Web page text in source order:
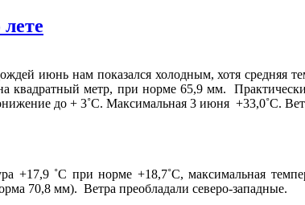
июнь нам показался холодным, хотя средняя
квадратный метр, при норме 65,9 мм.
до + 3˚С. Максимальная 3 июня +33,0˚С.
+17,9 ˚С при норме +18,7˚С, максимальная
70,8 мм). Ветра преобладали северо-западные.